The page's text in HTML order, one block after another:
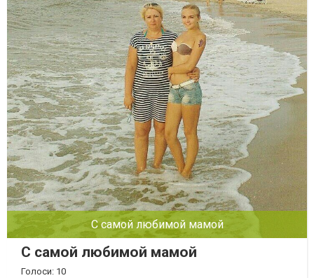
С самой любимой мамой
С самой любимой мамой
Голоси: 10